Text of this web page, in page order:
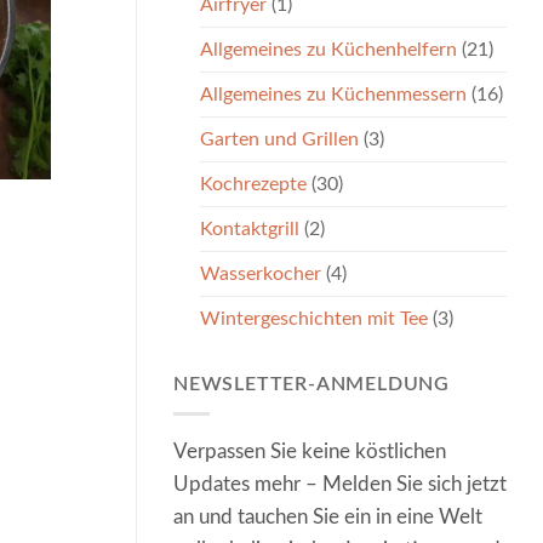
Airfryer (1)
Allgemeines zu Küchenhelfern (21)
Allgemeines zu Küchenmessern (16)
Garten und Grillen (3)
Kochrezepte (30)
Kontaktgrill (2)
Wasserkocher (4)
Wintergeschichten mit Tee (3)
NEWSLETTER-ANMELDUNG
Verpassen Sie keine köstlichen
Updates mehr – Melden Sie sich jetzt
an und tauchen Sie ein in eine Welt